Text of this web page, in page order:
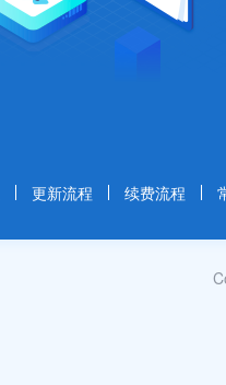
更新流程 续费流程